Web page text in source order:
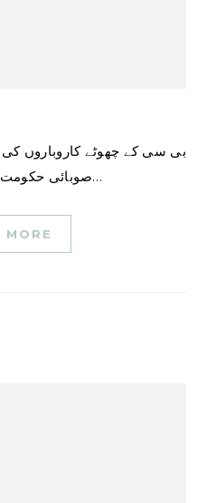
بی سی کے چھوٹے کاروباروں کی نمائندگی کرنے والی ایک تنظیم
صوبائی حکومت سے مطالبہ کر رہی ہے کہ وہ…
MORE